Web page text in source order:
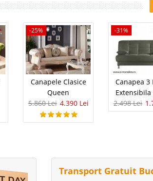
-25%
Canapele Clasice
Queen
5.860 Lei 4.390 Lei
-31%
Canapea 3
Extensibila
2.498 Lei
Transport Gratuit